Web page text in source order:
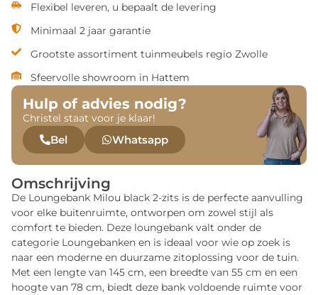
Flexibel leveren, u bepaalt de levering
Minimaal 2 jaar garantie
Grootste assortiment tuinmeubels regio Zwolle
Sfeervolle showroom in Hattem
Hulp of advies nodig?
Christel staat voor je klaar!
Bel Whatsapp
Omschrijving
De Loungebank Milou black 2-zits is de perfecte aanvulling
voor elke buitenruimte, ontworpen om zowel stijl als
comfort te bieden. Deze loungebank valt onder de
categorie Loungebanken en is ideaal voor wie op zoek is
naar een moderne en duurzame zitoplossing voor de tuin.
Met een lengte van 145 cm, een breedte van 55 cm en een
hoogte van 78 cm, biedt deze bank voldoende ruimte voor